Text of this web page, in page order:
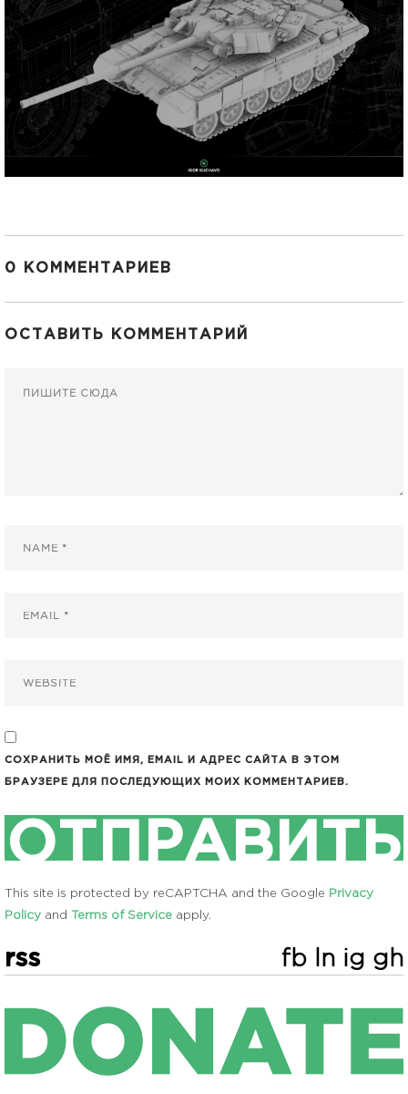
0 КОММЕНТАРИЕВ
ОСТАВИТЬ КОММЕНТАРИЙ
СОХРАНИТЬ МОЁ ИМЯ, EMAIL И АДРЕС САЙТА В ЭТОМ
БРАУЗЕРЕ ДЛЯ ПОСЛЕДУЮЩИХ МОИХ КОММЕНТАРИЕВ.
This site is protected by reCAPTCHA and the Google Privacy
Policy and Terms of Service apply.
rss fb ln ig gh